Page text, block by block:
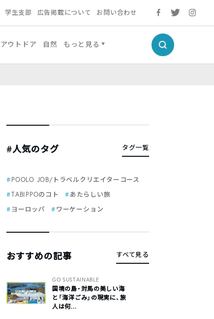
学生支部 広告掲載について お問い合わせ
アウトドア 自然 もっと見る
#人気のタグ タグ一覧
POOLO JOB/トラベルクリエイターコース
TABIPPOのコト
あたらしい旅
ヨーロッパ
ワーケーション
おすすめの記事 すべて見る
GO SUSTAINABLE
国境の島・対馬の美しい海
と「海洋ごみ」の現実に、旅
人は何...